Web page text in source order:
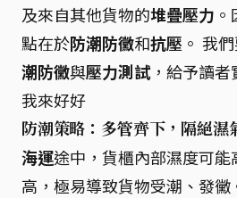
及來自其他貨物的堆疊壓力
點在於防潮防黴和抗壓 。 我
潮防黴與壓力測試，給予讀者
我來好好
防潮策略：多管齊下，隔絕濕
海運途中，貨櫃內部濕度可能
高，極易導致貨物受潮、發